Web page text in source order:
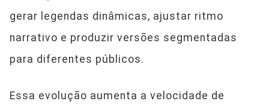
gerar legendas dinâmicas, ajustar ritmo
narrativo e produzir versões segmentadas
para diferentes públicos.
Essa evolução aumenta a velocidade de